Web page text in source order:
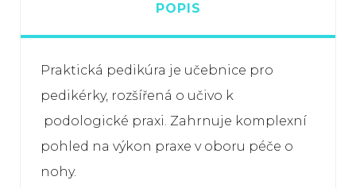
POPIS
Praktická pedikúra je učebnice pro
pedikérky, rozšířená o učivo k
podologické praxi. Zahrnuje komplexní
pohled na výkon praxe v oboru péče o
nohy.